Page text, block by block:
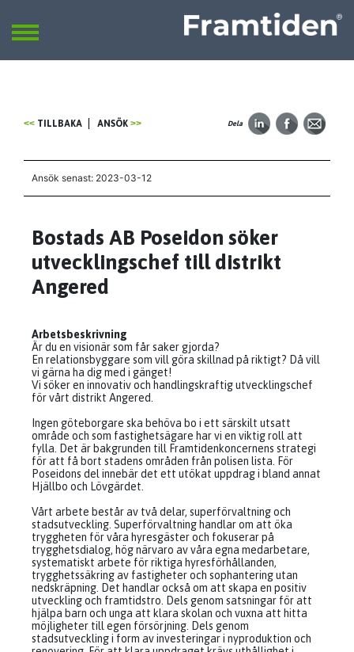
SÖK
TILLBAKA ANSÖK Dela
Ansök senast: 2023-03-12
Bostads AB Poseidon söker
utvecklingschef till distrikt
Angered
Arbetsbeskrivning
Är du en visionär som får saker gjorda?
En relationsbyggare som vill göra skillnad på riktigt? Då vill
vi gärna ha dig med i gänget!
Vi söker en innovativ och handlingskraftig utvecklingschef
för vårt distrikt Angered.
Ingen göteborgare ska behöva bo i ett särskilt utsatt
område och som fastighetsägare har vi en viktig roll att
fylla. Det är bakgrunden till Framtidenkoncernens strategi
för att få bort stadens områden från polisen lista. För
Poseidons del innebär det ett utökat uppdrag i bland annat
Hjällbo och Lövgärdet.
Vårt arbete består av två delar, superförvaltning och
stadsutveckling. Superförvaltning handlar om att öka
tryggheten för våra hyresgäster och fokuserar på
trygghetsdialog, hög närvaro av våra egna medarbetare,
systematiskt arbete för riktiga hyresförhållanden,
trygghetssäkring av fastigheter och sophantering utan
nedskräpning. Det handlar också om att skapa en positiv
utveckling och framtidstro. Dels genom satsningar för att
hjälpa barn och unga att klara skolan och vuxna att hitta
möjligheter till egen försörjning. Dels genom
stadsutveckling i form av investeringar i nyproduktion och